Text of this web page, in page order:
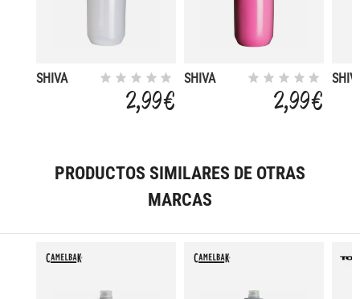
SHIVA
2,99 €
SHIVA
2,99 €
PRODUCTOS SIMILARES DE OTRAS
MARCAS